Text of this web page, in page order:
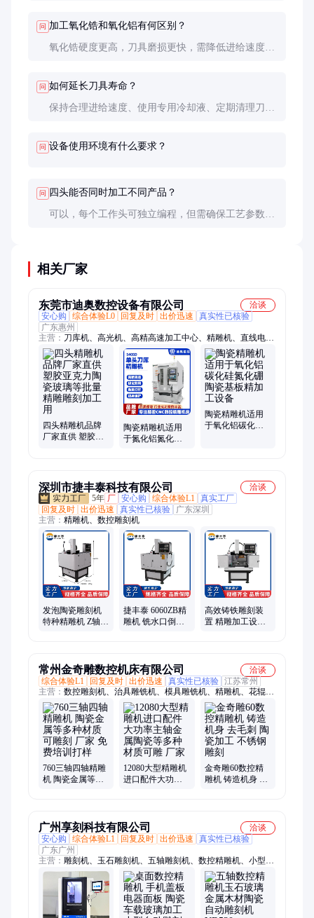
问 加工氧化锆和氧化铝有何区别？
氧化锆硬度更高，刀具磨损更快，需降低进给速度；
问 如何延长刀具寿命？
保持合理进给速度、使用专用冷却液、定期清理刀具
问 设备使用环境有什么要求？
问 四头能否同时加工不同产品？
可以，每个工作头可独立编程，但需确保工艺参数兼
相关厂家
东莞市迪奥数控设备有限公司
洽谈
安心购
综合体验L0 回复及时 出价迅速
真实性已核验
广东惠州
主营： 刀库机、高光机、高精高速加工中心、精雕机、直线电机
加工中心、五轴加工中心、雕铣机
四头精雕机品牌
厂家直供 塑胶亚
陶瓷精雕机适用
于氮化铝氮化硅
陶瓷精雕机适用
于氧化铝碳化硅
深圳市捷丰泰科技有限公司
洽谈
5年 厂 安心购 综合体验L1 真实工厂
回复及时 出价迅速 真实性已核验
广东深圳
主营： 精雕机、数控雕刻机
发泡陶瓷雕刻机
特种精雕机 Z轴纯
捷丰泰 6060ZB精
雕机 铣水口倒角
高效铸铁雕刻装
置 精雕加工设备
常州金奇雕数控机床有限公司
洽谈
综合体验L1
回复及时 出价迅速 真实性已核验 江苏常州
主营： 数控雕刻机、治具雕铣机、模具雕铣机、精雕机、花辊雕
刻机、辊雕机
760三轴四轴精雕
机 陶瓷金属等多
12080大型精雕机
进口配件大功率
金奇雕60数控精
雕机 铸造机身 去
广州享刻科技有限公司
洽谈
安心购
综合体验L1 回复及时 出价迅速
真实性已核验
广东广州
主营： 雕刻机、玉石雕刻机、五轴雕刻机、数控精雕机、小型雕
刻机、定制雕刻机、金银首饰雕刻机、数控CNC雕刻机、工艺品